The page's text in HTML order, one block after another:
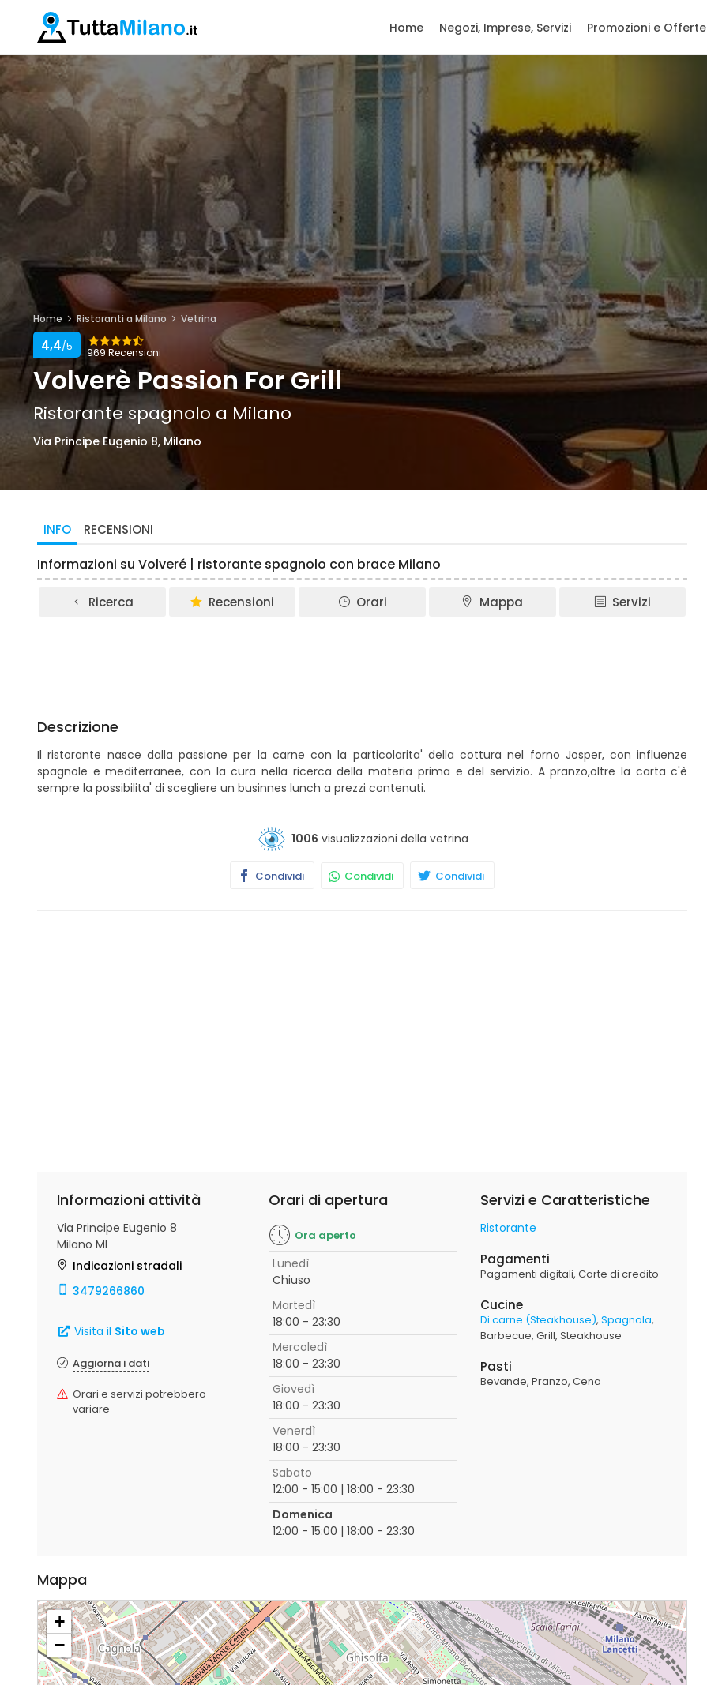
Home Negozi, Imprese, Servizi Promozioni e Offerte
Home Ristoranti a Milano Vetrina
969 Recensioni
4,4/5
Volverè Passion For Grill
Ristorante spagnolo a Milano
Via Principe Eugenio 8, Milano
INFO RECENSIONI
Informazioni su Volveré | ristorante spagnolo con brace Milano
Ricerca Recensioni Orari Mappa Servizi
Descrizione
Il ristorante nasce dalla passione per la carne con la particolarita' della cottura nel forno Josper, con influenze
spagnole e mediterranee, con la cura nella ricerca della materia prima e del servizio. A pranzo,oltre la carta c'è
sempre la possibilita' di scegliere un businnes lunch a prezzi contenuti.
1006 visualizzazioni della vetrina
Condividi Condividi Condividi
Informazioni attività
Via Principe Eugenio 8
Milano MI
Indicazioni stradali
3479266860
Visita il Sito web
Aggiorna i dati
Orari e servizi potrebbero
variare
Orari di apertura
Ora aperto
Lunedì
Chiuso
Martedì
18:00 - 23:30
Mercoledì
18:00 - 23:30
Giovedì
18:00 - 23:30
Venerdì
18:00 - 23:30
Sabato
12:00 - 15:00 | 18:00 - 23:30
Domenica
12:00 - 15:00 | 18:00 - 23:30
Servizi e Caratteristiche
Ristorante
Pagamenti
Pagamenti digitali Carte di credito
Cucine
Di carne (Steakhouse) Spagnola
Barbecue Grill Steakhouse
Pasti
Bevande Pranzo Cena
Mappa
+
−